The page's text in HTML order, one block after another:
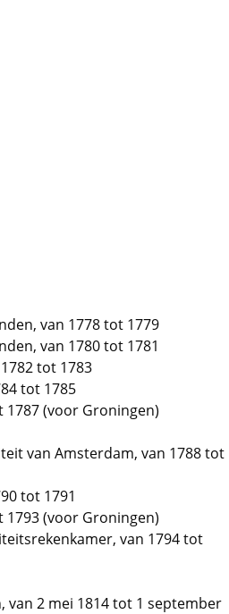
van 1778 tot 1779
van 1780 tot 1781
tot 1783
tot 1785
(voor Groningen)
van Amsterdam, van 1788 tot
tot 1791
(voor Groningen)
van 1794 tot
van 2 mei 1814 tot 1 september